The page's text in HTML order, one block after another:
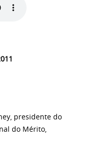
presidente do
do Mérito,